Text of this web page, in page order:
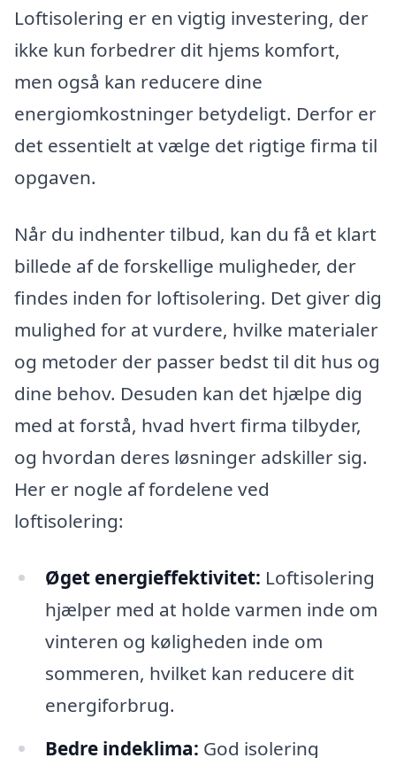
Loftisolering er en vigtig investering, der
ikke kun forbedrer dit hjems komfort,
men også kan reducere dine
energiomkostninger betydeligt. Derfor er
det essentielt at vælge det rigtige firma til
opgaven.
Når du indhenter tilbud, kan du få et klart
billede af de forskellige muligheder, der
findes inden for loftisolering. Det giver dig
mulighed for at vurdere, hvilke materialer
og metoder der passer bedst til dit hus og
dine behov. Desuden kan det hjælpe dig
med at forstå, hvad hvert firma tilbyder,
og hvordan deres løsninger adskiller sig.
Her er nogle af fordelene ved
loftisolering:
Øget energieffektivitet: Loftisolering
hjælper med at holde varmen inde om
vinteren og køligheden inde om
sommeren, hvilket kan reducere dit
energiforbrug.
Bedre indeklima: God isolering